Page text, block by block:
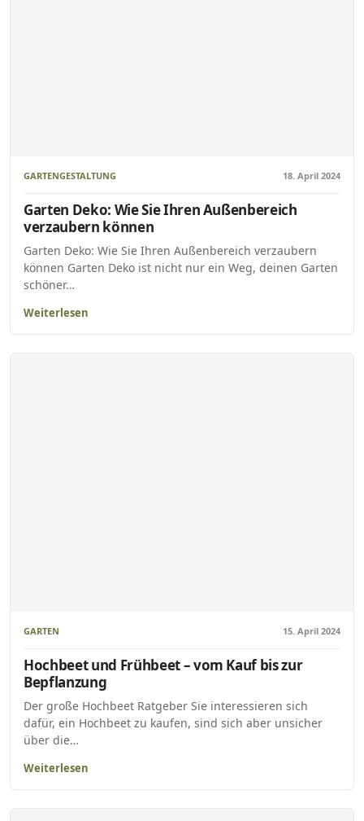
GARTENGESTALTUNG 18. April 2024
Garten Deko: Wie Sie Ihren Außenbereich
verzaubern können
Garten Deko: Wie Sie Ihren Außenbereich verzaubern
können Garten Deko ist nicht nur ein Weg, deinen Garten
schöner…
Weiterlesen
GARTEN 15. April 2024
Hochbeet und Frühbeet – vom Kauf bis zur
Bepflanzung
Der große Hochbeet Ratgeber Sie interessieren sich
dafür, ein Hochbeet zu kaufen, sind sich aber unsicher
über die…
Weiterlesen